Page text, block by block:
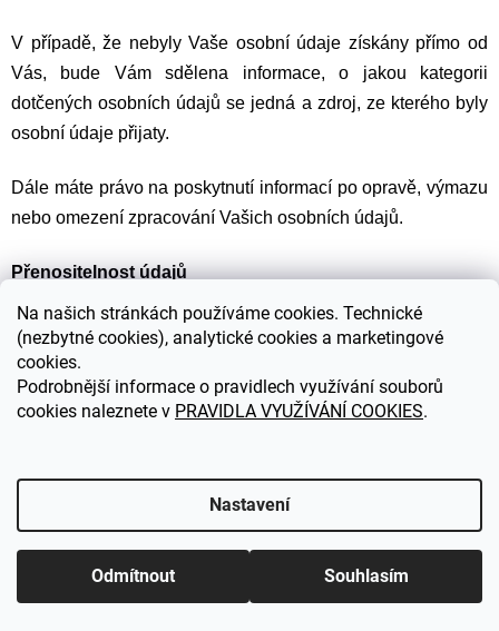
Na našich stránkách používáme cookies. Technické
(nezbytné cookies), analytické cookies a marketingové
cookies.
Podrobnější informace o pravidlech využívání souborů
cookies naleznete v PRAVIDLA VYUŽÍVÁNÍ COOKIES.
Nastavení
Odmítnout Souhlasím
V případě, že nebyly Vaše osobní údaje získány přímo od
Vás, bude Vám sdělena informace, o jakou kategorii
dotčených osobních údajů se jedná a zdroj, ze kterého byly
osobní údaje přijaty.
Dále máte právo na poskytnutí informací po opravě, výmazu
nebo omezení zpracování Vašich osobních údajů.
Přenositelnost údajů
Subjekt osobních údajů má právo získat své osobní údaje,
které nám poskytl, ve strukturované podobě v běžně
používaném a strojově čitelném formátu. Zároveň máte, jako
subjekt osobních údajů, právo na přenos těchto dat k jinému
údajů, které jsou získány na základě souhlasu nebo
smlouvy a jsou zpracovávána automatizovaně.